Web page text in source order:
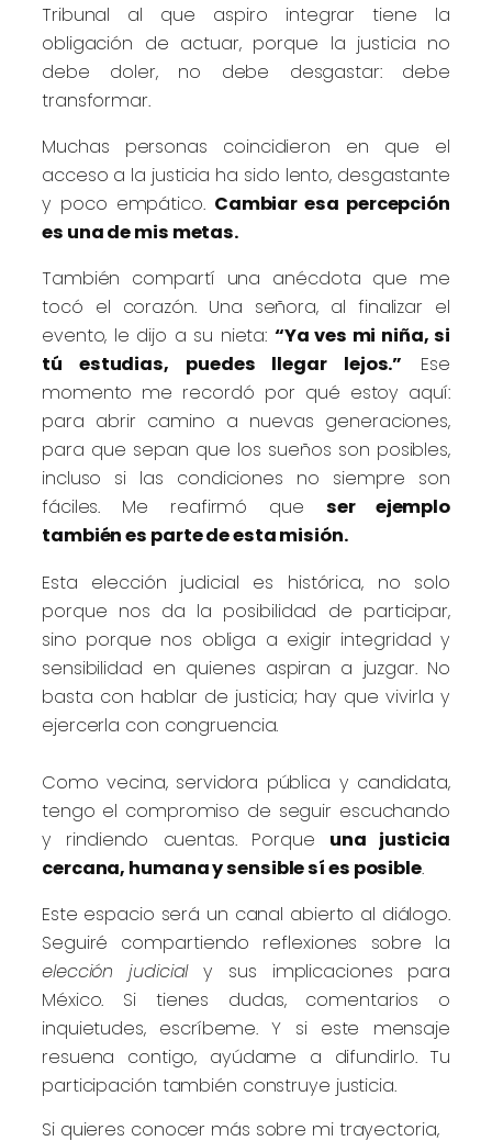
Tribunal al que aspiro integrar tiene la
obligación de actuar, porque la justicia no
debe doler, no debe desgastar: debe
transformar.
Muchas personas coincidieron en que el
acceso a la justicia ha sido lento, desgastante
y poco empático. Cambiar esa percepción
es una de mis metas.
También compartí una anécdota que me
tocó el corazón. Una señora, al finalizar el
evento, le dijo a su nieta: “Ya ves mi niña, si
tú estudias, puedes llegar lejos.” Ese
momento me recordó por qué estoy aquí:
para abrir camino a nuevas generaciones,
para que sepan que los sueños son posibles,
incluso si las condiciones no siempre son
fáciles. Me reafirmó que ser ejemplo
también es parte de esta misión.
Esta elección judicial es histórica, no solo
porque nos da la posibilidad de participar,
sino porque nos obliga a exigir integridad y
sensibilidad en quienes aspiran a juzgar. No
basta con hablar de justicia; hay que vivirla y
ejercerla con congruencia.
Como vecina, servidora pública y candidata,
tengo el compromiso de seguir escuchando
y rindiendo cuentas. Porque una justicia
cercana, humana y sensible sí es posible.
Este espacio será un canal abierto al diálogo.
Seguiré compartiendo reflexiones sobre la
elección judicialy sus implicaciones para
México. Si tienes dudas, comentarios o
inquietudes, escríbeme. Y si este mensaje
resuena contigo, ayúdame a difundirlo. Tu
participación también construye justicia.
Si quieres conocer más sobre mi trayectoria,